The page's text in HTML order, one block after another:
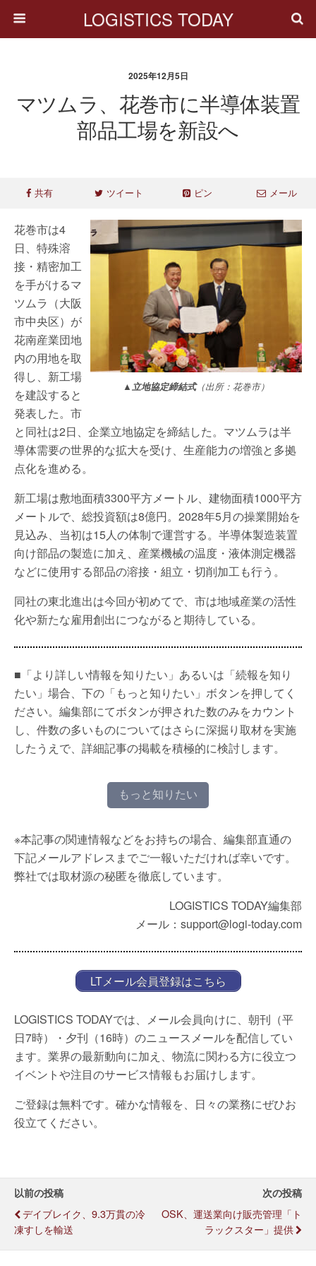
LOGISTICS TODAY
2025年12月5日
マツムラ、花巻市に半導体装置
部品工場を新設へ
共有 ツイート ピン メール
▲立地協定締結式（出所：花巻市）
花巻市は4
日、特殊溶
接・精密加工
を手がけるマ
ツムラ（大阪
市中央区）が
花南産業団地
内の用地を取
得し、新工場
を建設すると
発表した。市
と同社は2日、企業立地協定を締結した。マツムラは半
導体需要の世界的な拡大を受け、生産能力の増強と多拠
点化を進める。
新工場は敷地面積3300平方メートル、建物面積1000平方
メートルで、総投資額は8億円。2028年5月の操業開始を
見込み、当初は15人の体制で運営する。半導体製造装置
向け部品の製造に加え、産業機械の温度・液体測定機器
などに使用する部品の溶接・組立・切削加工も行う。
同社の東北進出は今回が初めてで、市は地域産業の活性
化や新たな雇用創出につながると期待している。
■「より詳しい情報を知りたい」あるいは「続報を知り
たい」場合、下の「もっと知りたい」ボタンを押してく
ださい。編集部にてボタンが押された数のみをカウント
し、件数の多いものについてはさらに深掘り取材を実施
したうえで、詳細記事の掲載を積極的に検討します。
もっと知りたい
※本記事の関連情報などをお持ちの場合、編集部直通の
下記メールアドレスまでご一報いただければ幸いです。
弊社では取材源の秘匿を徹底しています。
LOGISTICS TODAY編集部
メール：support@logi-today.com
LTメール会員登録はこちら
LOGISTICS TODAYでは、メール会員向けに、朝刊（平
日7時）・夕刊（16時）のニュースメールを配信してい
ます。業界の最新動向に加え、物流に関わる方に役立つ
イベントや注目のサービス情報もお届けします。
ご登録は無料です。確かな情報を、日々の業務にぜひお
役立てください。
以前の投稿
デイブレイク、9.3万貫の冷
凍すしを輸送
次の投稿
OSK、運送業向け販売管理「ト
ラックスター」提供